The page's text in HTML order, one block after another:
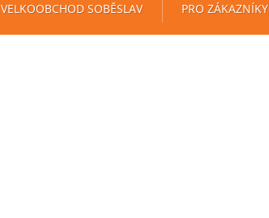
VELKOOBCHOD SOBĚSLAV PRO ZÁKAZNÍKY